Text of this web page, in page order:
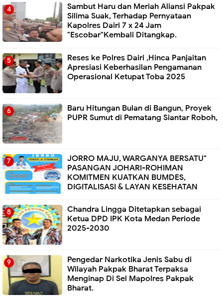
Sambut Haru dan Meriah Aliansi Pakpak
Silima Suak, Terhadap Pernyataan
Kapolres Dairi 7 x 24 Jam
"Escobar"Kembali Ditangkap.
Reses ke Polres Dairi ,Hinca Panjaitan
Apresiasi Keberhasilan Pengamanan
Operasional Ketupat Toba 2025
Baru Hitungan Bulan di Bangun, Proyek
PUPR Sumut di Pematang Siantar Roboh,
JORRO MAJU, WARGANYA BERSATU"
PASANGAN JOHARI-ROHIMAN
KOMITMEN KUATKAN BUMDES,
DIGITALISASI & LAYAN KESEHATAN
Chandra Lingga Ditetapkan sebagai
Ketua DPD IPK Kota Medan Periode
2025-2030
Pengedar Narkotika Jenis Sabu di
Wilayah Pakpak Bharat Terpaksa
Menginap Di Sel Mapolres Pakpak
Bharat.